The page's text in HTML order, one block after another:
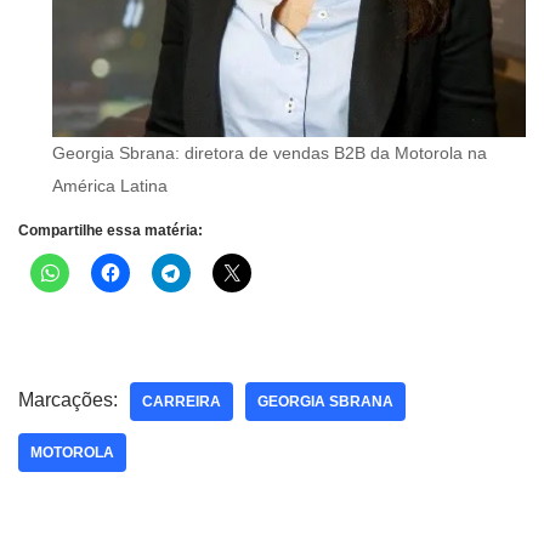
Georgia Sbrana: diretora de vendas B2B da Motorola na
América Latina
Compartilhe essa matéria:
Marcações: CARREIRA GEORGIA SBRANA
MOTOROLA